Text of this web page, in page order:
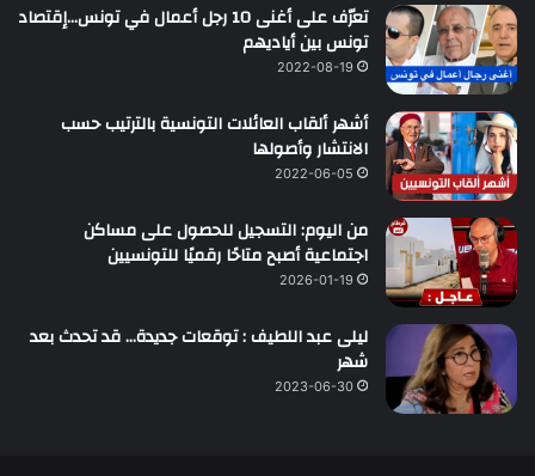
تعرّف على أغنى 10 رجل أعمال في تونس…إقتصاد
تونس بين أياديهم
2022-08-19
أشهر ألقاب العائلات التونسية بالترتيب حسب
الانتشار وأصولها
2022-06-05
من اليوم: التسجيل للحصول على مساكن
اجتماعية أصبح متاحًا رقميًا للتونسيين
2026-01-19
ليلى عبد اللطيف : توقعات جديدة… قد تحدث بعد
شهر
2023-06-30